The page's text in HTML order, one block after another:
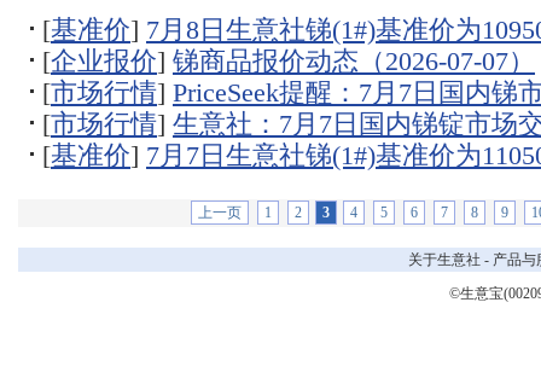
[基准价] 7月8日生意社锑(1#)基准价为
[企业报价] 锑商品报价动态（2026-07-07）
[市场行情] PriceSeek提醒：7月7日国内锑
[市场行情] 生意社：7月7日国内锑锭市场
[基准价] 7月7日生意社锑(1#)基准价为
上一页 1 2 3 4 5 6 7 8 9
关于生意社 - 产品与
©生意宝